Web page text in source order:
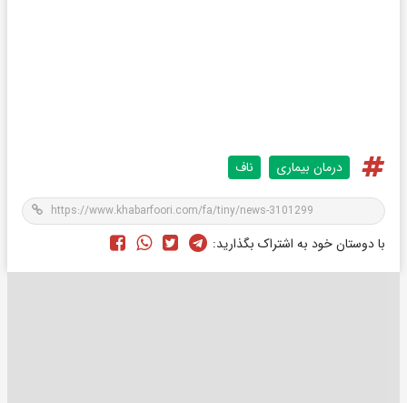
درمان بیماری ناف
با دوستان خود به اشتراک بگذارید: